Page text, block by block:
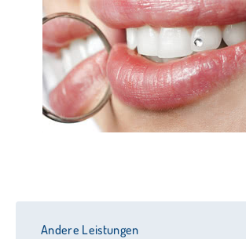
Andere Leistungen